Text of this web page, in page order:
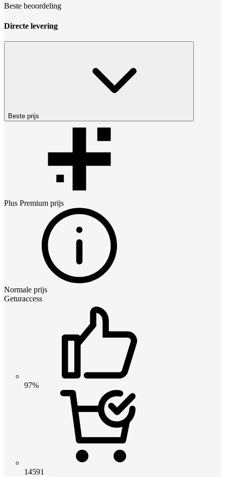
Beste beoordeling
Directe levering
Beste prijs
Plus Premium prijs
Normale prijs
Geturaccess
97%
14591